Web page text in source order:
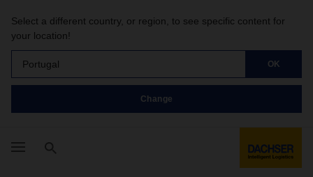
Select a different country, or region, to see specific content for
your location!
Portugal OK
Change